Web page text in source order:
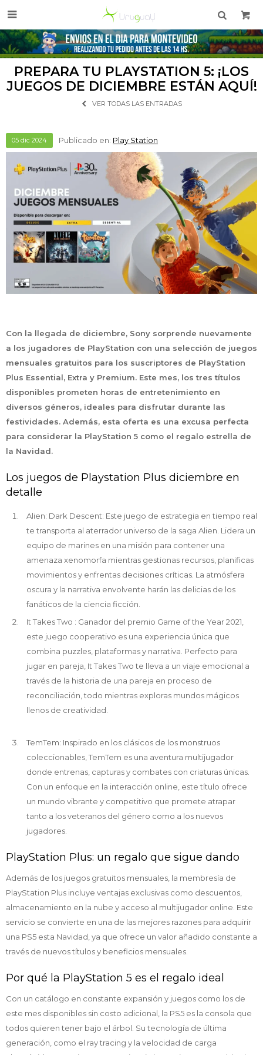

PREPARA TU PLAYSTATION 5: ¡LOS
JUEGOS DE DICIEMBRE ESTÁN AQUÍ!
VER TODAS LAS ENTRADAS
05 dic 2024 Publicado en: Play Station
Con la llegada de diciembre, Sony sorprende nuevamente
a los jugadores de PlayStation con una selección de juegos
mensuales gratuitos para los suscriptores de PlayStation
Plus Essential, Extra y Premium. Este mes, los tres títulos
disponibles prometen horas de entretenimiento en
diversos géneros, ideales para disfrutar durante las
festividades. Además, esta oferta es una excusa perfecta
para considerar la PlayStation 5 como el regalo estrella de
la Navidad.
Los juegos de Playstation Plus diciembre en
detalle
Alien: Dark Descent: Este juego de estrategia en tiempo real
te transporta al aterrador universo de la saga Alien. Lidera un
equipo de marines en una misión para contener una
amenaza xenomorfa mientras gestionas recursos, planificas
movimientos y enfrentas decisiones críticas. La atmósfera
oscura y la narrativa envolvente harán las delicias de los
fanáticos de la ciencia ficción.
It Takes Two : Ganador del premio Game of the Year 2021,
este juego cooperativo es una experiencia única que
combina puzzles, plataformas y narrativa. Perfecto para
jugar en pareja, It Takes Two te lleva a un viaje emocional a
través de la historia de una pareja en proceso de
reconciliación, todo mientras exploras mundos mágicos
llenos de creatividad.
TemTem: Inspirado en los clásicos de los monstruos
coleccionables, TemTem es una aventura multijugador
donde entrenas, capturas y combates con criaturas únicas.
Con un enfoque en la interacción online, este título ofrece
un mundo vibrante y competitivo que promete atrapar
tanto a los veteranos del género como a los nuevos
jugadores.
PlayStation Plus: un regalo que sigue dando
Además de los juegos gratuitos mensuales, la membresía de
PlayStation Plus incluye ventajas exclusivas como descuentos,
almacenamiento en la nube y acceso al multijugador online. Este
servicio se convierte en una de las mejores razones para adquirir
una PS5 esta Navidad, ya que ofrece un valor añadido constante a
través de nuevos títulos y beneficios mensuales.
Por qué la PlayStation 5 es el regalo ideal
Con un catálogo en constante expansión y juegos como los de
este mes disponibles sin costo adicional, la PS5 es la consola que
todos quieren tener bajo el árbol. Su tecnología de última
generación, como el ray tracing y la velocidad de carga